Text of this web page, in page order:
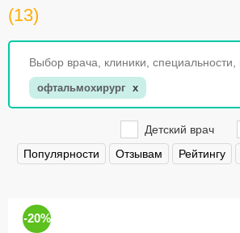
(13)
офтальмохирург x
Детский врач
Популярности
Отзывам Рейтингу
-20%